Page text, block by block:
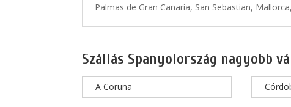
Palmas de Gran Canaria, San Sebastian,
Szállás Spanyolország nagyobb
A Coruna